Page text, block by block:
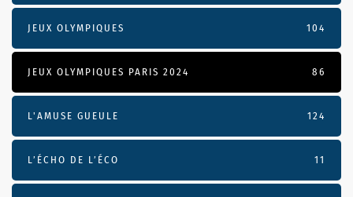
JEUX OLYMPIQUES 104
JEUX OLYMPIQUES PARIS 2024 86
L'AMUSE GUEULE 124
L’ÉCHO DE L’ÉCO 11